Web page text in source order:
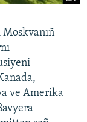
ve Amerika